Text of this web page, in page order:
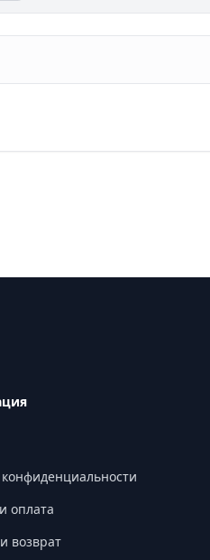
оплата
возврат